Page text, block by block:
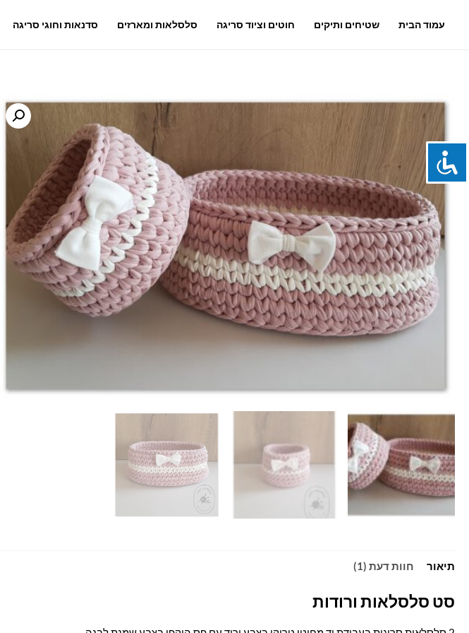
עמוד הבית שטיחים ותיקים חוטים וציוד סריגה סלסלאות ומארזים סדנאות וחוגי סריגה
תיאור חוות דעת (1)
סט סלסלאות ורודות